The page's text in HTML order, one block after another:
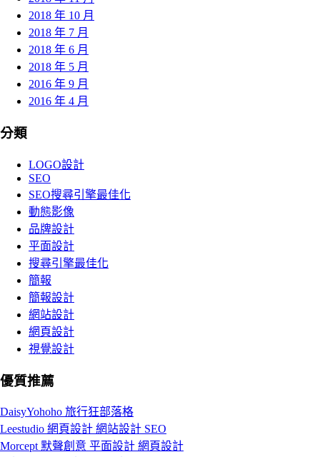
2018 年 10 月
2018 年 7 月
2018 年 6 月
2018 年 5 月
2016 年 9 月
2016 年 4 月
分類
LOGO設計
SEO
SEO搜尋引擎最佳化
動態影像
品牌設計
平面設計
搜尋引擎最佳化
簡報
簡報設計
網站設計
網頁設計
視覺設計
優質推薦
DaisyYohoho 旅行狂部落格
Leestudio 網頁設計 網站設計 SEO
Morcept 默聲創意 平面設計 網頁設計